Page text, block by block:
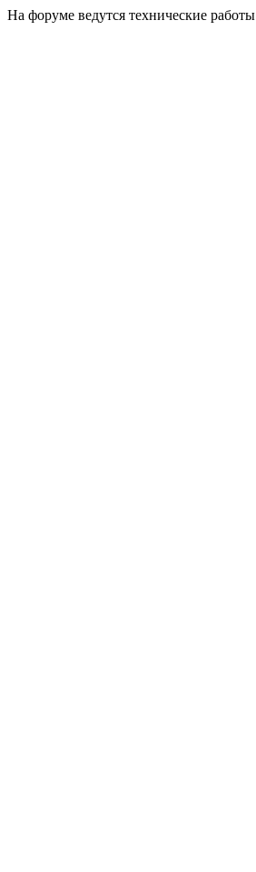
На форуме ведутся технические работы